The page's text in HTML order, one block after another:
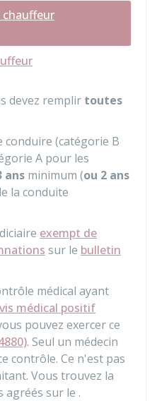
chauffeur
devez remplir toutes
conduire (catégorie B
A pour les
ans minimum (ou 2 ans
la conduite
exempt de
sur le bulletin
médical ayant
médical positif
pouvez exercer ce
. Seul un médecin
contrôle. Ce n'est pas
Vous trouvez la
agréés sur le .